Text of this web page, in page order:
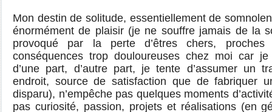
Mon destin de solitude, essentiellement de
énormément de plaisir (je ne souffre jamais de la
provoqué par la perte d’êtres chers,
conséquences trop douloureuses chez moi car je
d’une part, d’autre part, je tente d’assumer un
endroit, source de satisfaction que de fabriquer
disparu), n’empêche pas quelques moments
pas curiosité, passion, projets et réalisations (en